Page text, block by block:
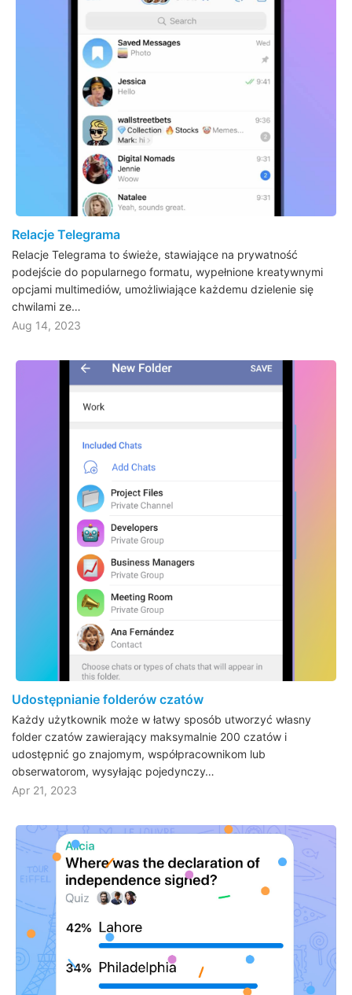
Relacje Telegrama
Relacje Telegrama to świeże, stawiające na prywatność
podejście do popularnego formatu, wypełnione kreatywnymi
opcjami multimediów, umożliwiające każdemu dzielenie się
chwilami ze…
Aug 14, 2023
Udostępnianie folderów czatów
Każdy użytkownik może w łatwy sposób utworzyć własny
folder czatów zawierający maksymalnie 200 czatów i
udostępnić go znajomym, współpracownikom lub
obserwatorom, wysyłając pojedynczy…
Apr 21, 2023